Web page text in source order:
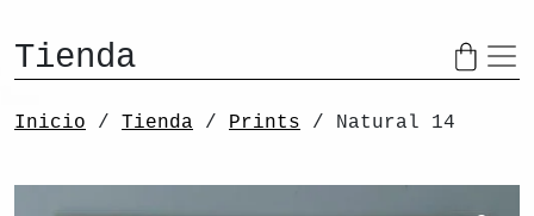
Tienda
Inicio / Tienda / Prints / Natural 14